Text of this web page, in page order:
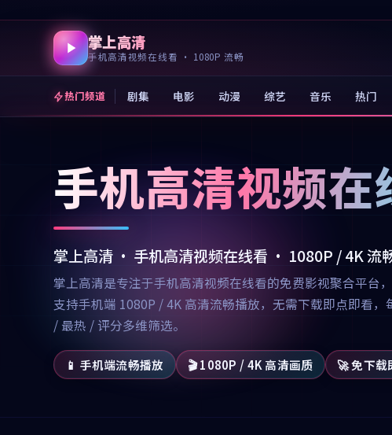
掌上高清
手机高清视频在线看 · 1080P 流畅
热门频道 剧集 电影 动漫 综艺 音乐 热门
手机高清视频在
掌上高清 · 手机高清视频在线看 · 1080P / 4K 流
掌上高清是专注于手机高清视频在线看的免费影视聚合平台
支持手机端 1080P / 4K 高清流畅播放，无需下载即点即看
/ 最热 / 评分多维筛选。
📱 手机端流畅播放 🎬 1080P / 4K 高清画质 🚀 免下载